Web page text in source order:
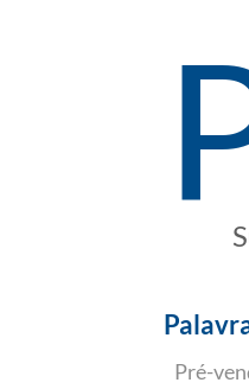
Pré-